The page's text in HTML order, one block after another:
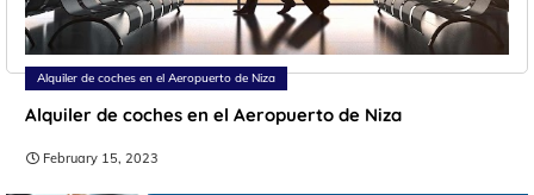
Alquiler de coches en el Aeropuerto de Niza
Alquiler de coches en el Aeropuerto de Niza
February 15, 2023